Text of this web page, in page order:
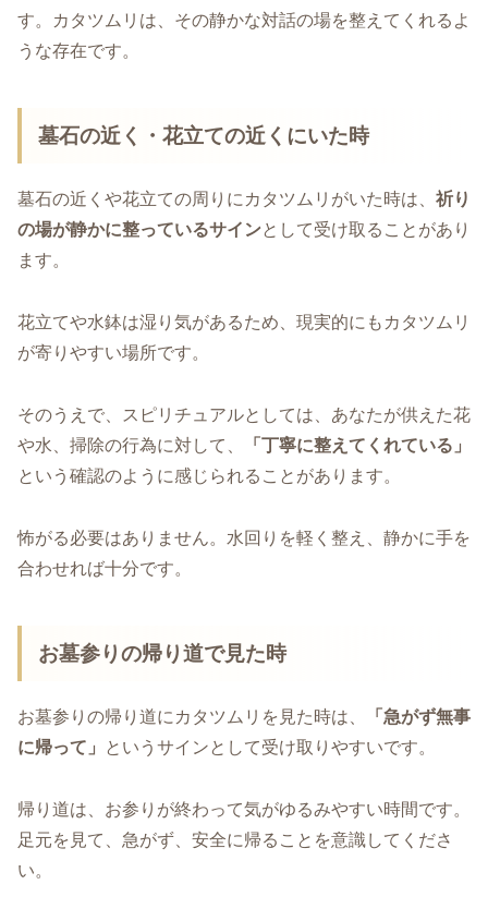
す。カタツムリは、その静かな対話の場を整えてくれるよ
うな存在です。
墓石の近く・花立ての近くにいた時
墓石の近くや花立ての周りにカタツムリがいた時は、 祈り
の場が静かに整っているサインとして受け取ることがあり
ます。
花立てや水鉢は湿り気があるため、現実的にもカタツムリ
が寄りやすい場所です。
そのうえで、スピリチュアルとしては、あなたが供えた花
や水、掃除の行為に対して、
「丁寧に整えてくれている」
という確認のように感じられることがあります。
怖がる必要はありません。水回りを軽く整え、静かに手を
合わせれば十分です。
お墓参りの帰り道で見た時
お墓参りの帰り道にカタツムリを見た時は、
「急がず無事
に帰って」
というサインとして受け取りやすいです。
帰り道は、お参りが終わって気がゆるみやすい時間です。
足元を見て、急がず、安全に帰ることを意識してくださ
い。